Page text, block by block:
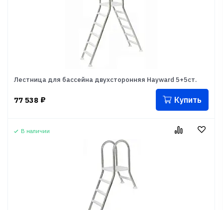
Лестница для бассейна двухсторонняя Hayward 5+5ст.
77 538 ₽ Купить
В наличии